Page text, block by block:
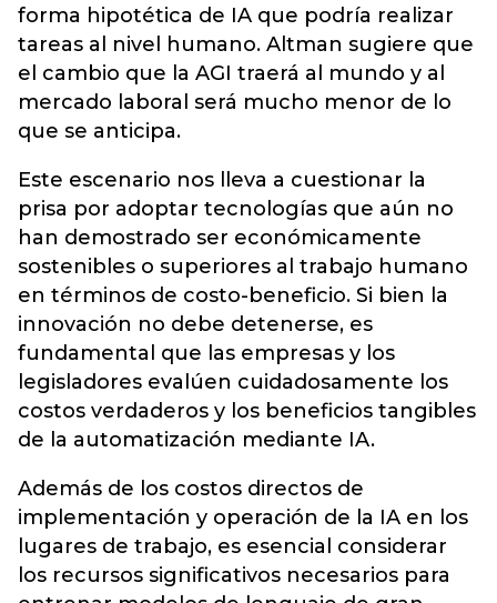
forma hipotética de IA que podría realizar
tareas al nivel humano. Altman sugiere que
el cambio que la AGI traerá al mundo y al
mercado laboral será mucho menor de lo
que se anticipa.
Este escenario nos lleva a cuestionar la
prisa por adoptar tecnologías que aún no
han demostrado ser económicamente
sostenibles o superiores al trabajo humano
en términos de costo-beneficio. Si bien la
innovación no debe detenerse, es
fundamental que las empresas y los
legisladores evalúen cuidadosamente los
costos verdaderos y los beneficios tangibles
de la automatización mediante IA.
Además de los costos directos de
implementación y operación de la IA en los
lugares de trabajo, es esencial considerar
los recursos significativos necesarios para